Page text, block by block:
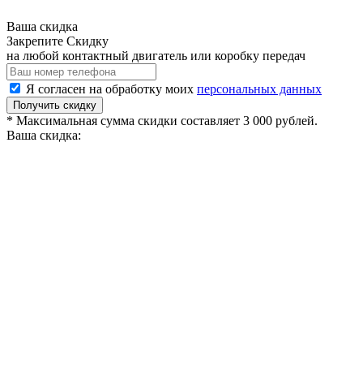
Ваша скидка
Закрепите Скидку
на любой контактный двигатель или коробку передач
Я согласен на обработку моих персональных данных
Получить скидку
* Максимальная сумма скидки составляет 3 000 рублей.
Ваша скидка: